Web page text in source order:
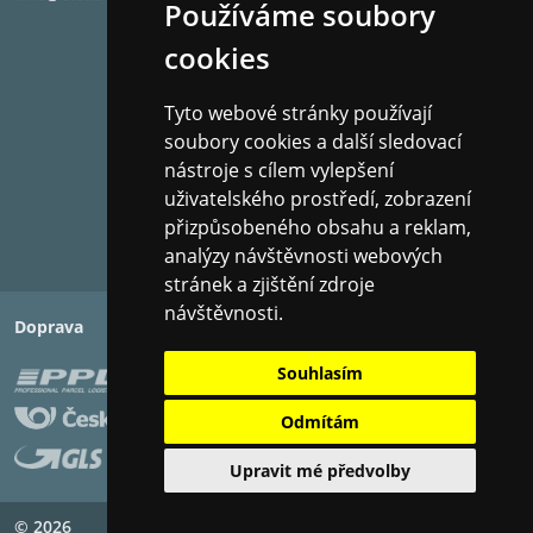
Používáme soubory
cookies
Tyto webové stránky používají
soubory cookies a další sledovací
nástroje s cílem vylepšení
uživatelského prostředí, zobrazení
přizpůsobeného obsahu a reklam,
analýzy návštěvnosti webových
stránek a zjištění zdroje
návštěvnosti.
Souhlasím
Odmítám
Upravit mé předvolby
Třícestné provedení
1 x 3palcový střední měnič s technologií HDT, C-CAM
Ocelová střední skříň s tlakově litou hliníkovou
2 x 6palcové basové měniče s technologií HDT, C-
Nový design výhybky využívající pečlivě vybrané
vysoce kvalitní kondenzátory
Konstrukce portované skříně využívající technologii
portů HiVe II a technologii průchozích šroubů
Zcela nové podpěry z litého hliníku a sestava
soklu/hrotu s novou ocelovou deskou pro větší
strukturální integritu a lepší stabilitu
Dostupné povrchové úpravy: dřevěná dýha
Macassar, černá s vysokým leskem a saténová bílá
Doprava Platba
© 2026